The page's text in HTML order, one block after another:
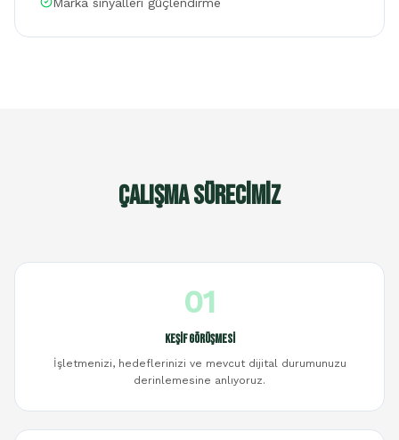
Çalışma Sürecimiz
01
Keşif Görüşmesi
İşletmenizi, hedeflerinizi ve mevcut dijital durumunuzu
derinlemesine anlıyoruz.